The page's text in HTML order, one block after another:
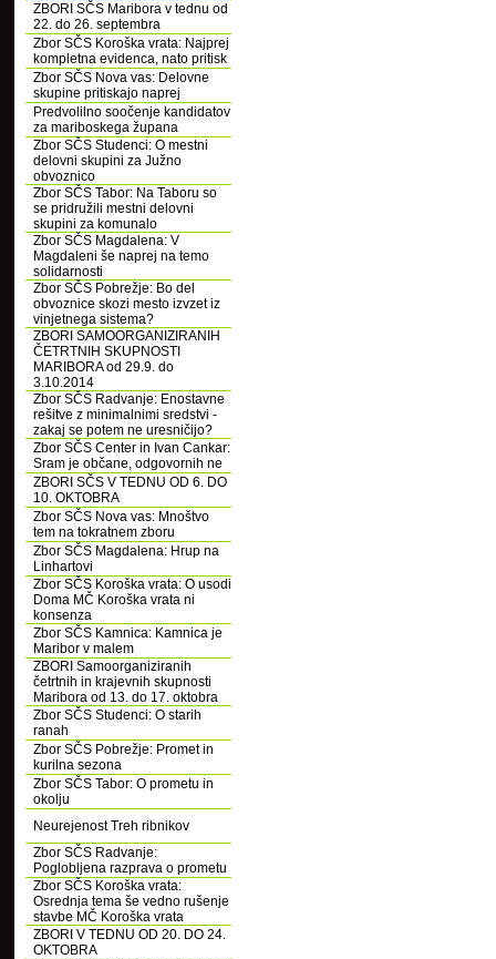
ZBORI SČS Maribora v tednu od
22. do 26. septembra
Zbor SČS Koroška vrata: Najprej
kompletna evidenca, nato pritisk
Zbor SČS Nova vas: Delovne
skupine pritiskajo naprej
Predvolilno soočenje kandidatov
za mariboskega župana
Zbor SČS Studenci: O mestni
delovni skupini za Južno
obvoznico
Zbor SČS Tabor: Na Taboru so
se pridružili mestni delovni
skupini za komunalo
Zbor SČS Magdalena: V
Magdaleni še naprej na temo
solidarnosti
Zbor SČS Pobrežje: Bo del
obvoznice skozi mesto izvzet iz
vinjetnega sistema?
ZBORI SAMOORGANIZIRANIH
ČETRTNIH SKUPNOSTI
MARIBORA od 29.9. do
3.10.2014
Zbor SČS Radvanje: Enostavne
rešitve z minimalnimi sredstvi -
zakaj se potem ne uresničijo?
Zbor SČS Center in Ivan Cankar:
Sram je občane, odgovornih ne
ZBORI SČS V TEDNU OD 6. DO
10. OKTOBRA
Zbor SČS Nova vas: Mnoštvo
tem na tokratnem zboru
Zbor SČS Magdalena: Hrup na
Linhartovi
Zbor SČS Koroška vrata: O usodi
Doma MČ Koroška vrata ni
konsenza
Zbor SČS Kamnica: Kamnica je
Maribor v malem
ZBORI Samoorganiziranih
četrtnih in krajevnih skupnosti
Maribora od 13. do 17. oktobra
Zbor SČS Studenci: O starih
ranah
Zbor SČS Pobrežje: Promet in
kurilna sezona
Zbor SČS Tabor: O prometu in
okolju
Neurejenost Treh ribnikov
Zbor SČS Radvanje:
Poglobljena razprava o prometu
Zbor SČS Koroška vrata:
Osrednja tema še vedno rušenje
stavbe MČ Koroška vrata
ZBORI V TEDNU OD 20. DO 24.
OKTOBRA